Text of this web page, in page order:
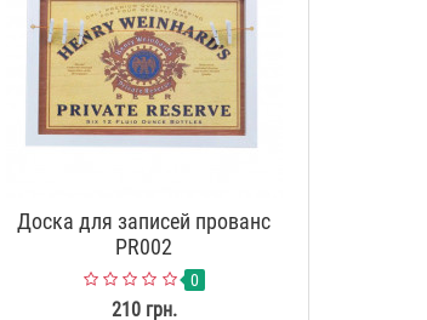
Доска для записей прованс
PR002
0
210 грн.